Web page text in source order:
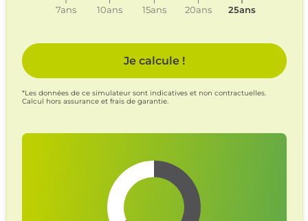
7ans 10ans 15ans 20ans 25ans
Je calcule !
*Les données de ce simulateur sont indicatives et non contractuelles.
Calcul hors assurance et frais de garantie.